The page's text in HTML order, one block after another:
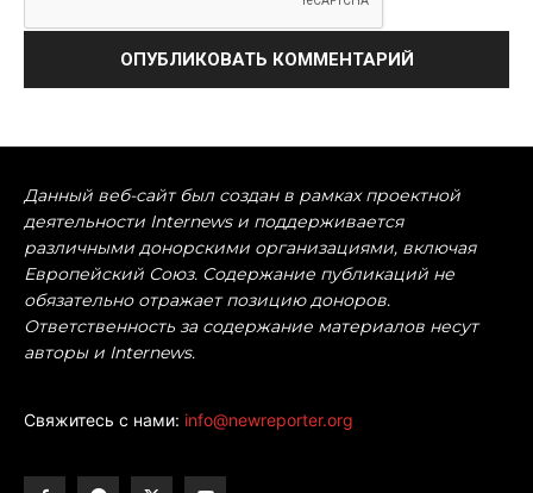
Данный веб-сайт был создан в рамках проектной
деятельности Internews и поддерживается
различными донорскими организациями, включая
Европейский Союз. Содержание публикаций не
обязательно отражает позицию доноров.
Ответственность за содержание материалов несут
авторы и Internews.
Свяжитесь с нами: info@newreporter.org